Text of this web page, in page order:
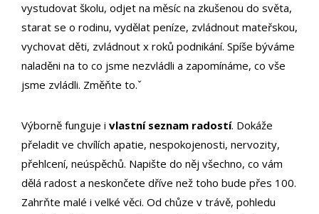
vystudovat školu, odjet na měsíc na zkušenou do světa,
starat se o rodinu, vydělat peníze, zvládnout mateřskou,
vychovat děti, zvládnout x roků podnikání. Spíše býváme
naladěni na to co jsme nezvládli a zapomínáme, co vše
jsme zvládli. Změňte to.ˇ
Výborně funguje i vlastní seznam radostí. Dokáže
přeladit ve chvílích apatie, nespokojenosti, nervozity,
přehlcení, neúspěchů. Napište do něj všechno, co vám
dělá radost a neskončete dříve než toho bude přes 100.
Zahrňte malé i velké věci. Od chůze v trávě, pohledu